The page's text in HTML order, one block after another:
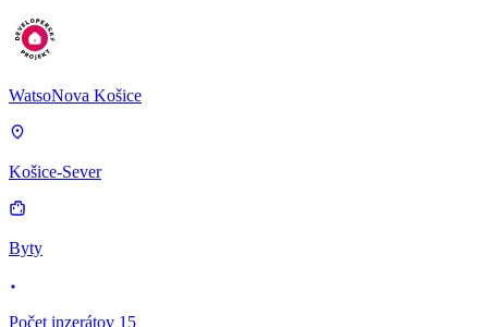
WatsoNova Košice
Košice-Sever
Byty
Počet inzerátov 15